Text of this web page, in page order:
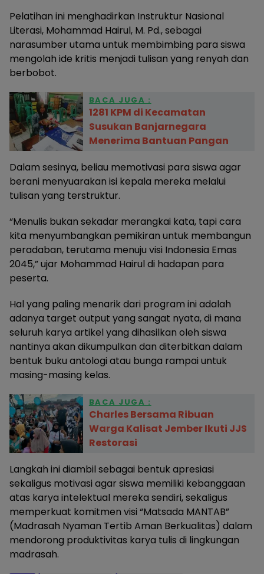
Pelatihan ini menghadirkan Instruktur Nasional
Literasi, Mohammad Hairul, M. Pd., sebagai
narasumber utama untuk membimbing para siswa
mengolah ide kritis menjadi tulisan yang renyah dan
berbobot.
BACA JUGA :
1281 KPM di Kecamatan
Susukan Banjarnegara
Menerima Bantuan Pangan
Dalam sesinya, beliau memotivasi para siswa agar
berani menyuarakan isi kepala mereka melalui
tulisan yang terstruktur.
“Menulis bukan sekadar merangkai kata, tapi cara
kita menyumbangkan pemikiran untuk membangun
peradaban, terutama menuju visi Indonesia Emas
2045,” ujar Mohammad Hairul di hadapan para
peserta.
Hal yang paling menarik dari program ini adalah
adanya target output yang sangat nyata, di mana
seluruh karya artikel yang dihasilkan oleh siswa
nantinya akan dikumpulkan dan diterbitkan dalam
bentuk buku antologi atau bunga rampai untuk
masing-masing kelas.
BACA JUGA :
Charles Bersama Ribuan
Warga Kalisat Jember Ikuti JJS
Restorasi
Langkah ini diambil sebagai bentuk apresiasi
sekaligus motivasi agar siswa memiliki kebanggaan
atas karya intelektual mereka sendiri, sekaligus
memperkuat komitmen visi “Matsada MANTAB”
(Madrasah Nyaman Tertib Aman Berkualitas) dalam
mendorong produktivitas karya tulis di lingkungan
madrasah.